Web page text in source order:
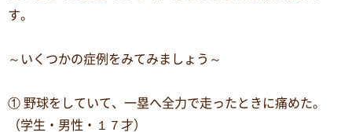
す。
～いくつかの症例をみてみましょう～
① 野球をしていて、一塁へ全力で走ったときに痛めた。
（学生・男性・１７才）